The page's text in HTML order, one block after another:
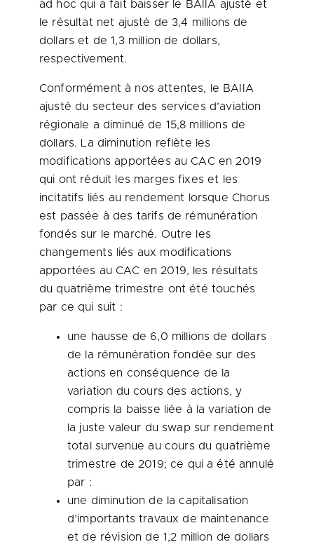
ad hoc qui a fait baisser le BAIIA ajusté et
le résultat net ajusté de 3,4 millions de
dollars et de 1,3 million de dollars,
respectivement.
Conformément à nos attentes, le BAIIA
ajusté du secteur des services d’aviation
régionale a diminué de 15,8 millions de
dollars. La diminution reflète les
modifications apportées au CAC en 2019
qui ont réduit les marges fixes et les
incitatifs liés au rendement lorsque Chorus
est passée à des tarifs de rémunération
fondés sur le marché. Outre les
changements liés aux modifications
apportées au CAC en 2019, les résultats
du quatrième trimestre ont été touchés
par ce qui suit :
une hausse de 6,0 millions de dollars
de la rémunération fondée sur des
actions en conséquence de la
variation du cours des actions, y
compris la baisse liée à la variation de
la juste valeur du swap sur rendement
total survenue au cours du quatrième
trimestre de 2019; ce qui a été annulé
par :
une diminution de la capitalisation
d’importants travaux de maintenance
et de révision de 1,2 million de dollars